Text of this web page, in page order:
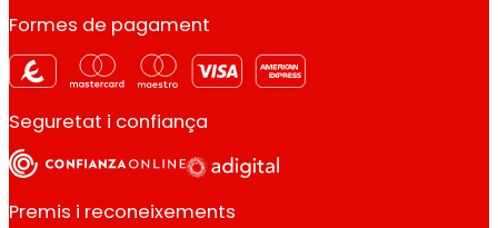
Formes de pagament
Seguretat i confiança
Premis i reconeixements